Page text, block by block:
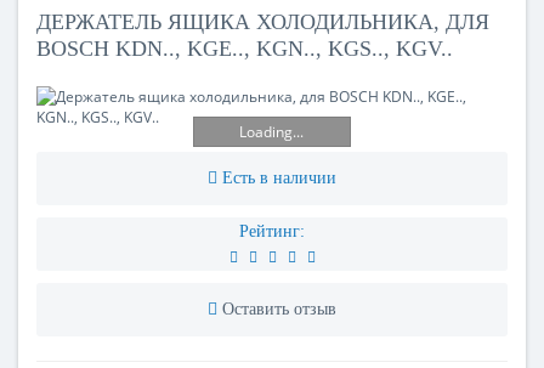
ДЕРЖАТЕЛЬ ЯЩИКА ХОЛОДИЛЬНИКА, ДЛЯ
BOSCH KDN.., KGE.., KGN.., KGS.., KGV..
Loading...
Есть в наличии
Рейтинг:
Оставить отзыв